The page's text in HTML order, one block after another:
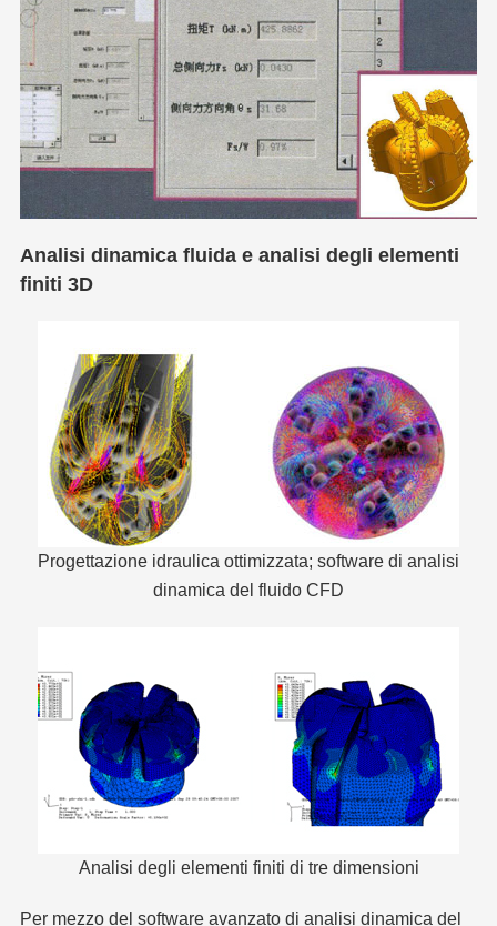
Analisi dinamica fluida e analisi degli elementi
finiti 3D
Progettazione idraulica ottimizzata; software di analisi
dinamica del fluido CFD
Analisi degli elementi finiti di tre dimensioni
Per mezzo del software avanzato di analisi dinamica del